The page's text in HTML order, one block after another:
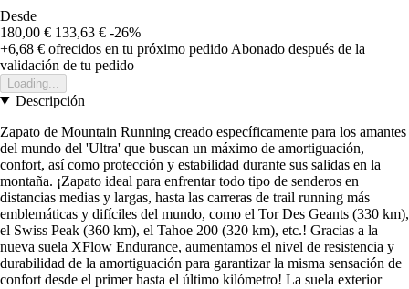
Desde
180,00 € 133,63 € -26%
+6,68 € ofrecidos en tu próximo pedido Abonado después de la
validación de tu pedido
Loading...
Descripción
Zapato de Mountain Running creado específicamente para los amantes
del mundo del 'Ultra' que buscan un máximo de amortiguación,
confort, así como protección y estabilidad durante sus salidas en la
montaña. ¡Zapato ideal para enfrentar todo tipo de senderos en
distancias medias y largas, hasta las carreras de trail running más
emblemáticas y difíciles del mundo, como el Tor Des Geants (330 km),
el Swiss Peak (360 km), el Tahoe 200 (320 km), etc.! Gracias a la
nueva suela XFlow Endurance, aumentamos el nivel de resistencia y
durabilidad de la amortiguación para garantizar la misma sensación de
confort desde el primer hasta el último kilómetro! La suela exterior